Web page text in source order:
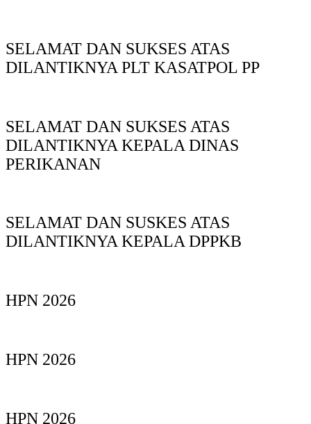
SELAMAT DAN SUKSES ATAS
DILANTIKNYA PLT KASATPOL PP
SELAMAT DAN SUKSES ATAS
DILANTIKNYA KEPALA DINAS
PERIKANAN
SELAMAT DAN SUSKES ATAS
DILANTIKNYA KEPALA DPPKB
HPN 2026
HPN 2026
HPN 2026